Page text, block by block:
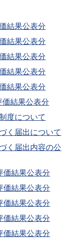
結果公表分
結果公表分
結果公表分
結果公表分
結果公表分
結果公表分
度について
く届出について
く届出内容の公
価結果公表分
価結果公表分
価結果公表分
価結果公表分
価結果公表分